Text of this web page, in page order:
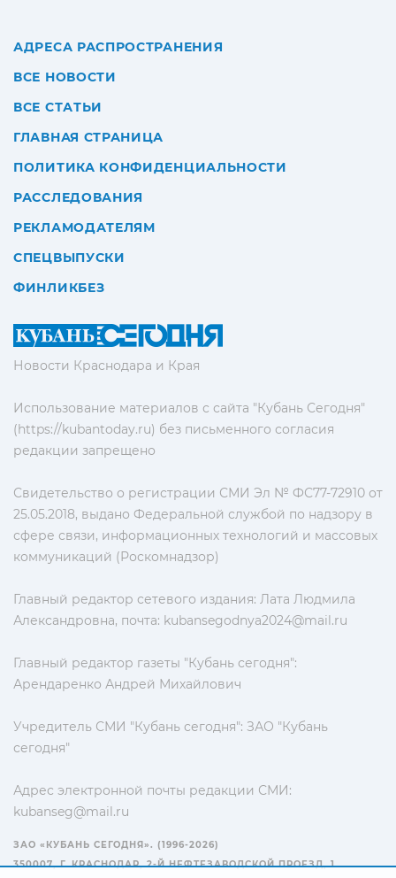
Новости Краснодара и Края
Использование материалов с сайта "Кубань Сегодня"
(https://kubantoday.ru) без письменного согласия
редакции запрещено
Свидетельство о регистрации СМИ Эл № ФС77-72910 от
25.05.2018, выдано Федеральной службой по надзору в
сфере связи, информационных технологий и массовых
коммуникаций (Роскомнадзор)
Главный редактор сетевого издания: Лата Людмила
Александровна, почта: kubansegodnya2024@mail.ru
Главный редактор газеты "Кубань сегодня":
Арендаренко Андрей Михайлович
Учредитель СМИ "Кубань сегодня": ЗАО "Кубань
сегодня"
Адрес электронной почты редакции СМИ:
kubanseg@mail.ru
АДРЕСА РАСПРОСТРАНЕНИЯ
ВСЕ НОВОСТИ
ВСЕ СТАТЬИ
ГЛАВНАЯ СТРАНИЦА
ПОЛИТИКА КОНФИДЕНЦИАЛЬНОСТИ
РАССЛЕДОВАНИЯ
РЕКЛАМОДАТЕЛЯМ
СПЕЦВЫПУСКИ
ФИНЛИКБЕЗ
ЗАО «КУБАНЬ СЕГОДНЯ». (1996-2026)
350007, Г. КРАСНОДАР, 2-Й НЕФТЕЗАВОДСКОЙ ПРОЕЗД, 1